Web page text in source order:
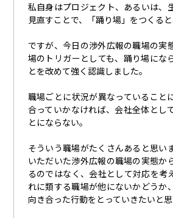
私自身はプロジェクト、あるいは、
見直すことで、「踊り場」をつくると
ですが、今日の渉外広報の職場の実
場のトリガーとしても、踊り場にな
とを改めて強く認識しました。
職場ごとに状況が異なっていること
合っていかなければ、会社全体とし
とにならない。
そういう職場がたくさんあると思い
いただいた渉外広報の職場の実態か
るのではなく、会社として対応を考
れに類する職場が他にないかどうか
向き合った行動をとっていきたいと思